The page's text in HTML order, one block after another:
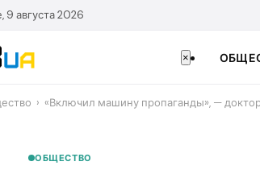
9 августа 2026
×
› «Включил машину пропаганды», —
ОБЩЕСТВО